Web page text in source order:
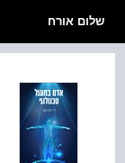
שלום אורח